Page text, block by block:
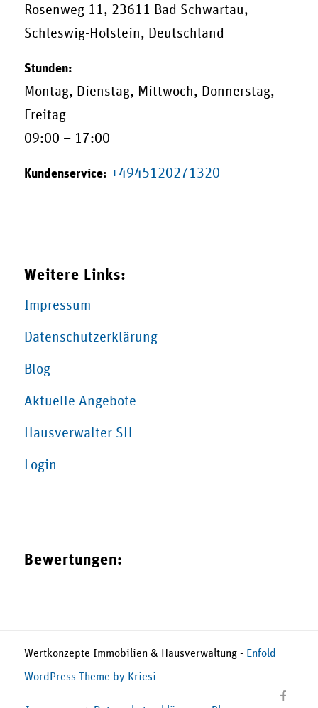
Rosenweg 11, 23611 Bad Schwartau,
Schleswig-Holstein, Deutschland
Stunden:
Montag, Dienstag, Mittwoch, Donnerstag,
Freitag
09:00 – 17:00
Kundenservice: +4945120271320
Weitere Links:
Impressum
Datenschutzerklärung
Blog
Aktuelle Angebote
Hausverwalter SH
Login
Bewertungen:
Wertkonzepte Immobilien & Hausverwaltung - Enfold
WordPress Theme by Kriesi